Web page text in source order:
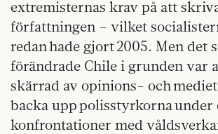
extremisternas krav på att
författningen – vilket
redan hade gjort 2005. Men det
förändrade Chile i grunden var
skärrad av opinions- och
backa upp polisstyrkorna under
konfrontationer med